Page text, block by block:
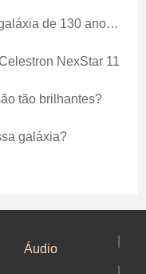
anos-luz chegar até nós?
NexStar 11
tão brilhantes?
galáxia?
Áudio